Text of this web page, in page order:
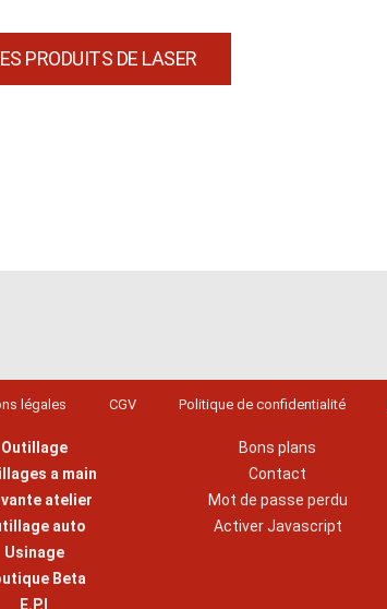
PRODUITS DE LASER
légales CGV Politique de confidentialité
Outillage
a main
atelier
auto
Usinage
Beta
E.P.I
Bons plans
Contact
Mot de passe perdu
Activer Javascript